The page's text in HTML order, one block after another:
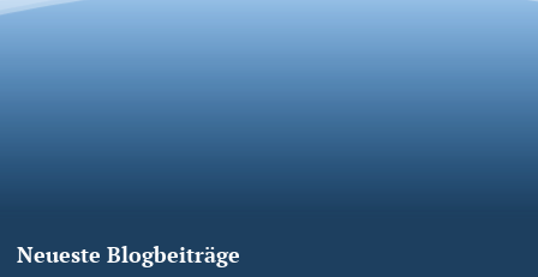
Neueste Blogbeiträge